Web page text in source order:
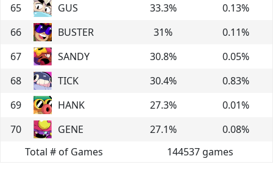
65
GUS 33.3% 0.13%
66
BUSTER 31% 0.11%
67
SANDY 30.8% 0.05%
68
TICK 30.4% 0.83%
69
HANK 27.3% 0.01%
70
GENE 27.1% 0.08%
Total # of Games
144537games